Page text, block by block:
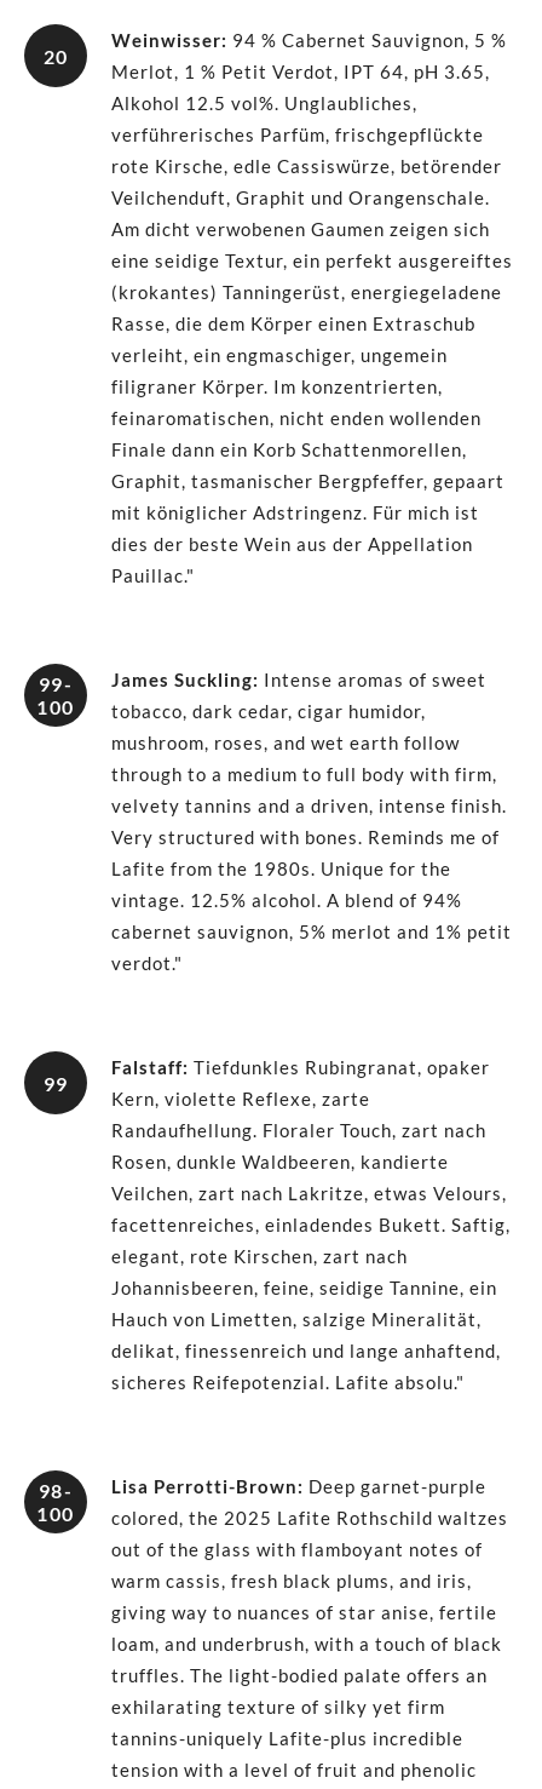
20
Weinwisser: 94 % Cabernet Sauvignon, 5 %
Merlot, 1 % Petit Verdot, IPT 64, pH 3.65,
Alkohol 12.5 vol%. Unglaubliches,
verführerisches Parfüm, frischgepflückte
rote Kirsche, edle Cassiswürze, betörender
Veilchenduft, Graphit und Orangenschale.
Am dicht verwobenen Gaumen zeigen sich
eine seidige Textur, ein perfekt ausgereiftes
(krokantes) Tanningerüst, energiegeladene
Rasse, die dem Körper einen Extraschub
verleiht, ein engmaschiger, ungemein
filigraner Körper. Im konzentrierten,
feinaromatischen, nicht enden wollenden
Finale dann ein Korb Schattenmorellen,
Graphit, tasmanischer Bergpfeffer, gepaart
mit königlicher Adstringenz. Für mich ist
dies der beste Wein aus der Appellation
Pauillac."
99-
100
James Suckling: Intense aromas of sweet
tobacco, dark cedar, cigar humidor,
mushroom, roses, and wet earth follow
through to a medium to full body with firm,
velvety tannins and a driven, intense finish.
Very structured with bones. Reminds me of
Lafite from the 1980s. Unique for the
vintage. 12.5% alcohol. A blend of 94%
cabernet sauvignon, 5% merlot and 1% petit
verdot."
99
Falstaff: Tiefdunkles Rubingranat, opaker
Kern, violette Reflexe, zarte
Randaufhellung. Floraler Touch, zart nach
Rosen, dunkle Waldbeeren, kandierte
Veilchen, zart nach Lakritze, etwas Velours,
facettenreiches, einladendes Bukett. Saftig,
elegant, rote Kirschen, zart nach
Johannisbeeren, feine, seidige Tannine, ein
Hauch von Limetten, salzige Mineralität,
delikat, finessenreich und lange anhaftend,
sicheres Reifepotenzial. Lafite absolu."
98-
100
Lisa Perrotti-Brown: Deep garnet-purple
colored, the 2025 Lafite Rothschild waltzes
out of the glass with flamboyant notes of
warm cassis, fresh black plums, and iris,
giving way to nuances of star anise, fertile
loam, and underbrush, with a touch of black
truffles. The light-bodied palate offers an
exhilarating texture of silky yet firm
tannins-uniquely Lafite-plus incredible
tension with a level of fruit and phenolic